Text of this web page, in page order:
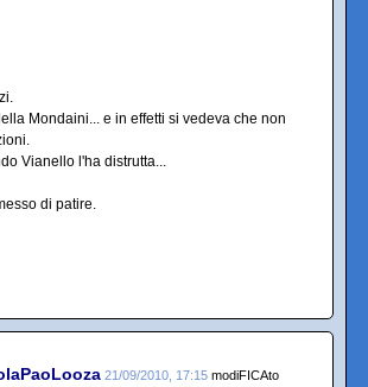
Mondaini... e in effetti si vedeva che non
Vianello l'ha distrutta...
di patire.
21/09/2010, 17:15 modiFICAto